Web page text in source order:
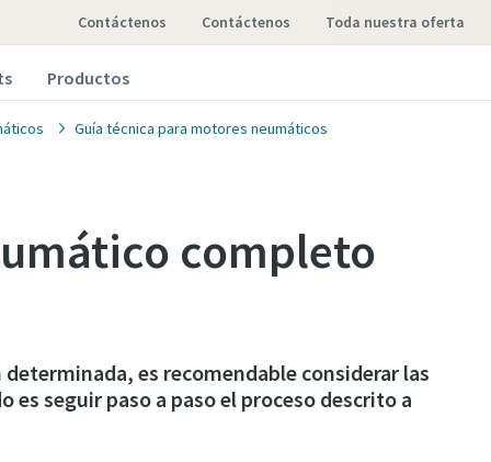
Contáctenos contáctenos toda nuestra oferta
Productos
Guía técnica para motores neumáticos
completo
es recomendable considerar las
es seguir paso a paso el proceso descrito a